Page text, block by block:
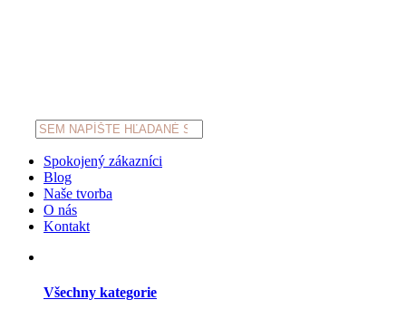
Products
search
Spokojený zákazníci
Blog
Naše tvorba
O nás
Kontakt
Všechny kategorie